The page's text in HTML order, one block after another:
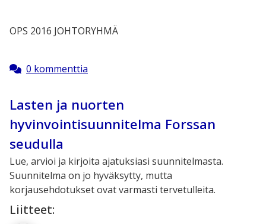
OPS 2016 JOHTORYHMÄ
0 kommenttia
Lasten ja nuorten
hyvinvointisuunnitelma Forssan
seudulla
Lue, arvioi ja kirjoita ajatuksiasi suunnitelmasta.
Suunnitelma on jo hyväksytty, mutta
korjausehdotukset ovat varmasti tervetulleita.
Liitteet: